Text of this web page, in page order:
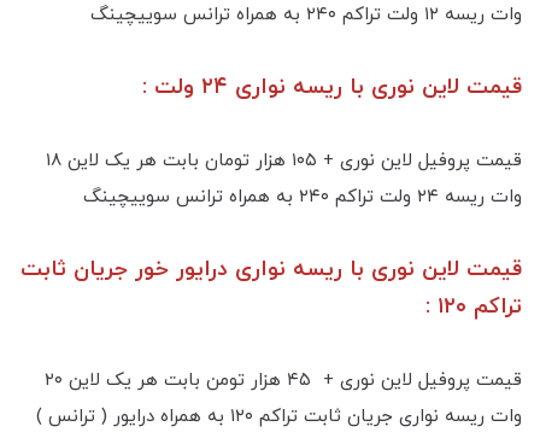
وات ریسه ۱۲ ولت تراکم ۲۴۰ به همراه ترانس سوییچینگ
قیمت لاین نوری با ریسه نواری ۲۴ ولت :
قیمت پروفیل لاین نوری + ۱۰۵ هزار تومان بابت هر یک لاین ۱۸
وات ریسه ۲۴ ولت تراکم ۲۴۰ به همراه ترانس سوییچینگ
قیمت لاین نوری با ریسه نواری درایور خور جریان ثابت
تراکم ۱۲۰ :
قیمت پروفیل لاین نوری + ۴۵ هزار تومن بابت هر یک لاین ۲۰
وات ریسه نواری جریان ثابت تراکم ۱۲۰ به همراه درایور ( ترانس )